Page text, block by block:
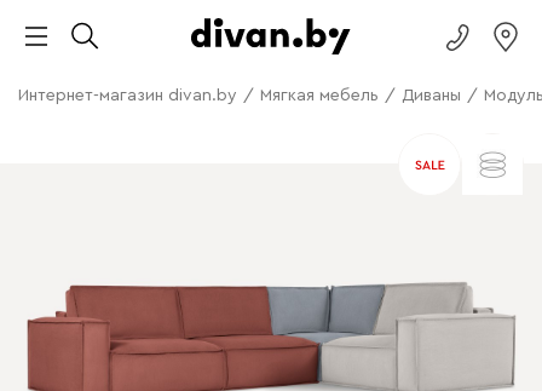
Интернет-магазин divan.by / Мягкая мебель / Диваны /